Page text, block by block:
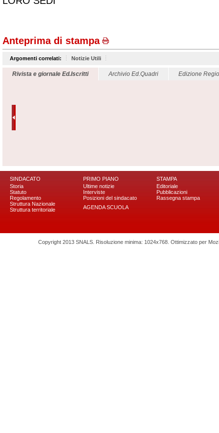
Anteprima di stampa
Argomenti correlati: Notizie Utili
Rivista e giornale Ed.Iscritti Archivio Ed.Quadri Edizione
SINDACATO
Storia
Statuto
Regolamento
Struttura Nazionale
Struttura territoriale
PRIMO PIANO
Ultime notizie
Interviste
Posizioni del sindacato
AGENDA SCUOLA
STAMPA
Editoriale
Pubblicazioni
Rassegna stampa
Copyright 2013 SNALS. Risoluzione minima: 1024x768. Ottimizzato per